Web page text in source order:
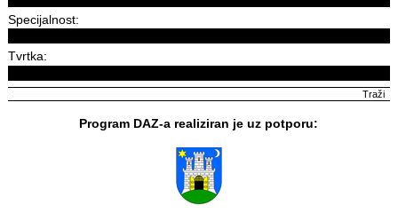
Specijalnost:
Tvrtka:
Program DAZ-a realiziran je uz potporu: